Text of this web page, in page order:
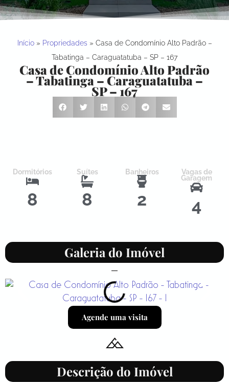
Início» Propriedades » Casa de Condomínio Alto Padrão –
Tabatinga – Caraguatatuba – SP – 167
Casa de Condomínio Alto Padrão
– Tabatinga – Caraguatatuba –
SP – 167
Dormitórios
8
Suítes
8
Banheiros
2
Vagas de
Garagem
4
Galeria do Imóvel
Agende uma visita
Descrição do Imóvel